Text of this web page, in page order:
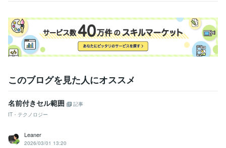
このブログを見た人にオススメ
名前付きセル範囲
記事
IT・テクノロジー
Leaner
2026/03/01 13:20